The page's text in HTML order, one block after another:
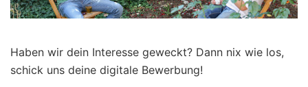
Haben wir dein Interesse geweckt? Dann nix wie los,
schick uns deine digitale Bewerbung!